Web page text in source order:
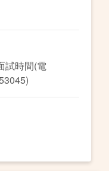
試時間(電